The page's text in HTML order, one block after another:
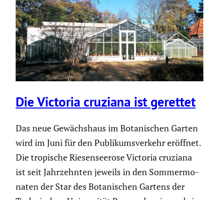
Die Victoria cruziana ist gerettet
Das neue Gewächs­haus im Botani­schen Garten
wird im Juni für den Publi­kums­ver­kehr eröffnet.
Die tropische Riesen­see­rose Victoria cruziana
ist seit Jahrzehnten jeweils in den Sommer­mo­
naten der Star des Botani­schen Gartens der